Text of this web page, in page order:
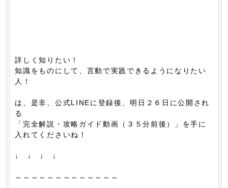
詳しく知りたい！
知識をものにして、言動で実践できるようになりたい
人！
は、是非、公式LINEに登録後、明日２６日に公開され
る
「完全解説・攻略ガイド動画（３５分前後）」を手に
入れてくださいね！
↓ ↓ ↓ ↓
～～～～～～～～～～～～～